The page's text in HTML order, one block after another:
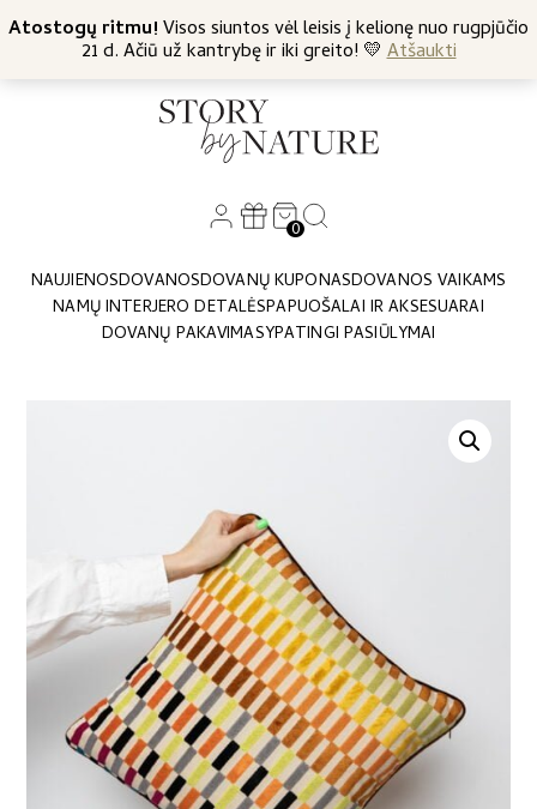
Atostogų ritmu!Visos siuntos vėl leisis į kelionę nuo rugpjūčio
21 d. Ačiū už kantrybę ir iki greito! 💛Atšaukti
Nemokamas siuntimas nuo 45 Eur +370 682 57369
0
NAUJIENOSDOVANOSDOVANŲ KUPONASDOVANOS VAIKAMS
NAMŲ INTERJERO DETALĖSPAPUOŠALAI IR AKSESUARAI
DOVANŲ PAKAVIMASYPATINGI PASIŪLYMAI